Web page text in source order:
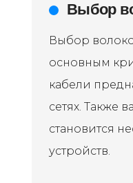
Выбор
Выбор
основным
кабели
сетях. Также
становится
устройств.